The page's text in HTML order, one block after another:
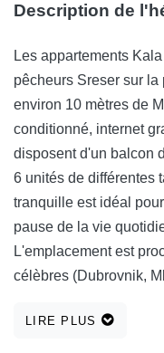
Description de
Les appartements
pêcheurs Sreser sur
environ 10 mètres de
conditionné, internet
disposent d'un balcon
6 unités de différentes
tranquille est idéal
pause de la vie
L'emplacement est
célèbres (Dubrovnik,
visiter et les lieux
LIRE PLUS